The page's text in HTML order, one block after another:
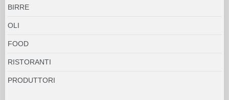
BIRRE
OLI
FOOD
RISTORANTI
PRODUTTORI